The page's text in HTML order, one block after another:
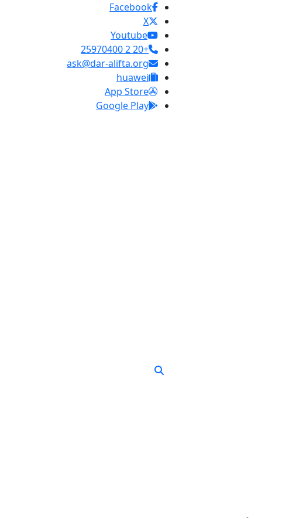
Facebook
X
Youtube
+20 2 25970400
ask@dar-alifta.org
huawei
App Store
Google Play